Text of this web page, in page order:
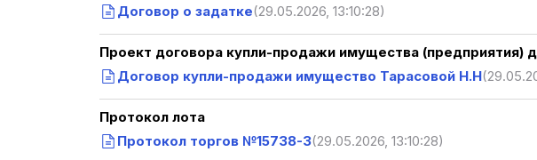
Договор о задатке(29.05.2026, 13:10:28)
Проект договора купли-продажи имущества (предприятия)
Договор купли-продажи имущество Тарасовой Н.Н
Протокол лота
Протокол торгов №15738-3(29.05.2026, 13:10:28)